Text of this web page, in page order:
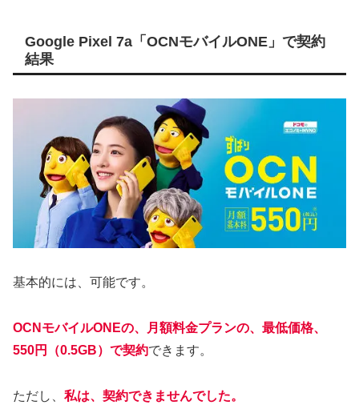
Google Pixel 7a「OCNモバイルONE」で契約
結果
基本的には、可能です。
OCNモバイルONEの、月額料金プランの、最低価格、
550円（0.5GB）で契約できます。
ただし、 私は、契約できませんでした。